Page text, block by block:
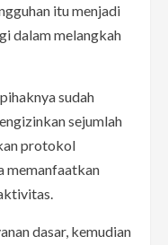
itu menjadi
dalam melangkah
sudah
sejumlah
protokol
memanfaatkan
dasar, kemudian